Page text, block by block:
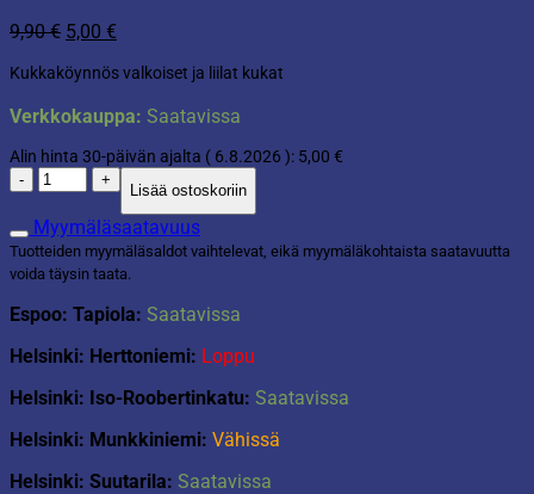
9,90€ Alkuperäinen
oli:
5,00 €
on:
Kukkaköynnös valkoiset ja liilat kukat
Verkkokauppa: Saatavissa
Alin hinta 30-päivän ajalta ( 6.8.2026 ): 5,00 €
Kukkaköynnös
valkoiset
ja
liilat
kukat
180cm
määrä
Lisää ostoskoriin
Myymäläsaatavuus
Tuotteiden myymäläsaldot vaihtelevat, eikä myymäläkohtaista saatavuutta
voida täysin taata.
Espoo: Tapiola: Saatavissa
Helsinki: Herttoniemi: Loppu
Helsinki: Iso-Roobertinkatu: Saatavissa
Helsinki: Munkkiniemi: Vähissä
Helsinki: Suutarila: Saatavissa